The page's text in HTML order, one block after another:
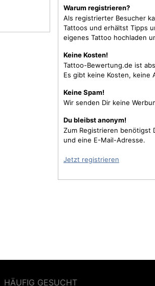
Warum registrieren?
Als registrierter Besucher
Tattoos und erhältst Tipps
eigenes Tattoo hochladen
Keine Kosten!
Tattoo-Bewertung.de ist
Es gibt keine Kosten, keine
Keine Spam!
Wir senden Dir keine
Du bleibst anonym!
Zum Registrieren benötigst
und eine E-Mail-Adresse.
Jetzt registrieren
HÄUFIG GESUCHT